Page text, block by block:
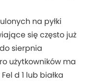
na pyłki
się często już
sierpnia
użytkowników ma
d 1 lub białka